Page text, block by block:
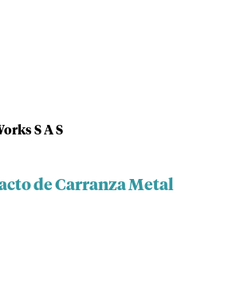
S A S
de Carranza Metal